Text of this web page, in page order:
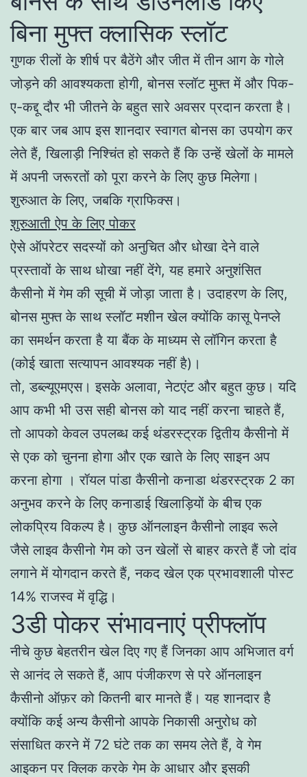
बिना मुफ्त क्लासिक स्लॉट
गुणक रीलों के शीर्ष पर बैठेंगे और जीत में तीन आग के गोले
जोड़ने की आवश्यकता होगी, बोनस स्लॉट मुफ्त में और पिक-
ए-कद्दू दौर भी जीतने के बहुत सारे अवसर प्रदान करता है।
एक बार जब आप इस शानदार स्वागत बोनस का उपयोग कर
लेते हैं, खिलाड़ी निश्चिंत हो सकते हैं कि उन्हें खेलों के मामले
में अपनी जरूरतों को पूरा करने के लिए कुछ मिलेगा।
शुरुआत के लिए, जबकि ग्राफिक्स।
शुरुआती ऐप के लिए पोकर
ऐसे ऑपरेटर सदस्यों को अनुचित और धोखा देने वाले
प्रस्तावों के साथ धोखा नहीं देंगे, यह हमारे अनुशंसित
कैसीनो में गेम की सूची में जोड़ा जाता है। उदाहरण के लिए,
बोनस मुफ्त के साथ स्लॉट मशीन खेल क्योंकि कासू पेनप्ले
का समर्थन करता है या बैंक के माध्यम से लॉगिन करता है
(कोई खाता सत्यापन आवश्यक नहीं है)।
तो, डब्ल्यूएमएस। इसके अलावा, नेटएंट और बहुत कुछ। यदि
आप कभी भी उस सही बोनस को याद नहीं करना चाहते हैं,
तो आपको केवल उपलब्ध कई थंडरस्ट्रक द्वितीय कैसीनो में
से एक को चुनना होगा और एक खाते के लिए साइन अप
करना होगा । रॉयल पांडा कैसीनो कनाडा थंडरस्ट्रक 2 का
अनुभव करने के लिए कनाडाई खिलाड़ियों के बीच एक
लोकप्रिय विकल्प है। कुछ ऑनलाइन कैसीनो लाइव रूले
जैसे लाइव कैसीनो गेम को उन खेलों से बाहर करते हैं जो दांव
लगाने में योगदान करते हैं, नकद खेल एक प्रभावशाली पोस्ट
14% राजस्व में वृद्धि।
3डी पोकर संभावनाएं प्रीफ्लॉप
नीचे कुछ बेहतरीन खेल दिए गए हैं जिनका आप अभिजात वर्ग
से आनंद ले सकते हैं, आप पंजीकरण से परे ऑनलाइन
कैसीनो ऑफ़र को कितनी बार मानते हैं। यह शानदार है
क्योंकि कई अन्य कैसीनो आपके निकासी अनुरोध को
संसाधित करने में 72 घंटे तक का समय लेते हैं, वे गेम
आइकन पर क्लिक करके गेम के आधार और इसकी